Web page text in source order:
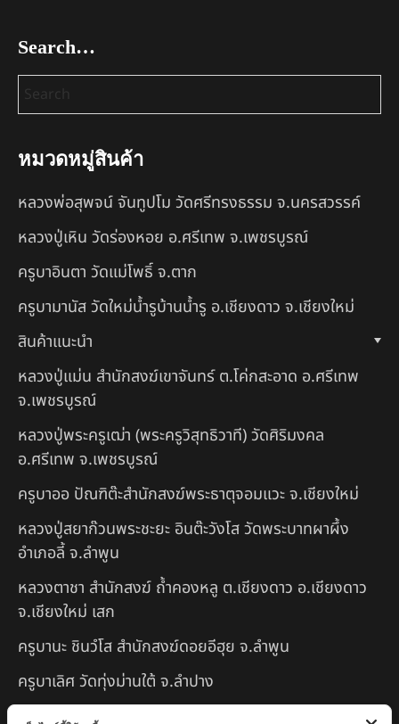
Search…
หมวดหมู่สินค้า
หลวงพ่อสุพจน์ จันทูปโม วัดศรีทรงธรรม จ.นครสวรรค์
หลวงปู่เหิน วัดร่องหอย อ.ศรีเทพ จ.เพชรบูรณ์
ครูบาอินตา วัดแม่โพธิ์ จ.ตาก
ครูบามานัส วัดใหม่น้ำรูบ้านน้ำรู อ.เชียงดาว จ.เชียงใหม่
สินค้าแนะนำ
หลวงปู่แม่น สำนักสงฆ์เขาจันทร์ ต.โค่กสะอาด อ.ศรีเทพ
จ.เพชรบูรณ์
หลวงปู่พระครูเฒ่า (พระครูวิสุทธิวาที) วัดศิริมงคล
อ.ศรีเทพ จ.เพชรบูรณ์
ครูบาออ ปัณฑิต๊ะสำนักสงฆ์พระธาตุจอมแวะ จ.เชียงใหม่
หลวงปู่สยาก๊วนพระชะยะ อินต๊ะวังโส วัดพระบาทผาผึ้ง
อำเภอลี้ จ.ลำพูน
หลวงตาชา สำนักสงฆ์ ถ้ำคองหลู ต.เชียงดาว อ.เชียงดาว
จ.เชียงใหม่ เสก
ครูบานะ ชินวํโส สำนักสงฆ์ดอยอีฮุย จ.ลำพูน
ครูบาเลิศ วัดทุ่งม่านใต้ จ.ลำปาง
หลวงปู่หนู นรินโท วัดวังท่าดี จ.เพชรบูรณ์